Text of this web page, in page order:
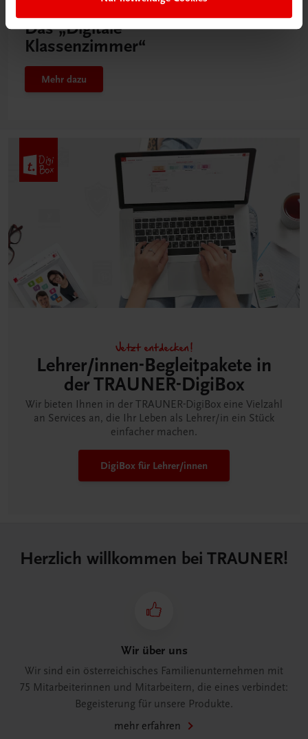
Neu in der DigiBox
Das „Digitale
Klassenzimmer“
Mehr dazu
Jetzt entdecken!
Lehrer/innen-Begleitpakete in
der TRAUNER-DigiBox
Wir bieten Ihnen in der TRAUNER-DigiBox eine Vielzahl
an Services an, die Ihr Leben als Lehrer/in ein Stück
einfacher machen.
DigiBox für Lehrer/innen
Herzlich willkommen bei TRAUNER!
Wir über uns
Wir sind ein österreichisches Familienunternehmen mit
75 Mitarbeiterinnen und Mitarbeitern, die eines verbindet:
Begeisterung für unsere Produkte.
mehr erfahren